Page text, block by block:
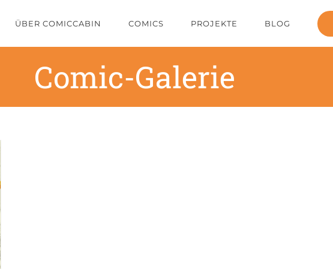
ÜBER COMICCABIN COMICS PROJEKTE BLOG
Comic-Galerie